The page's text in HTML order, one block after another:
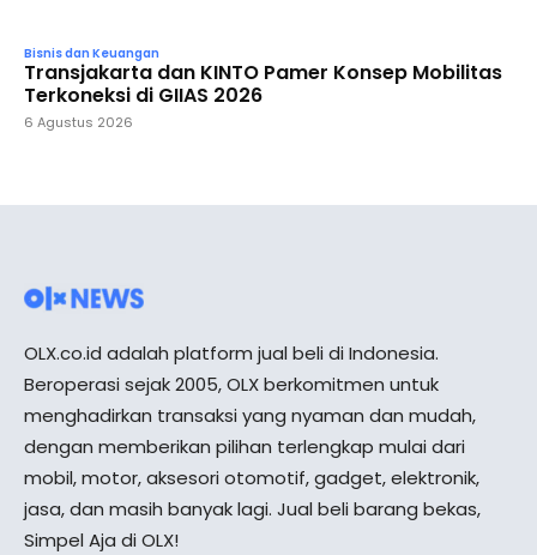
Bisnis dan Keuangan
Transjakarta dan KINTO Pamer Konsep Mobilitas
Terkoneksi di GIIAS 2026
6 Agustus 2026
OLX.co.id adalah platform jual beli di Indonesia.
Beroperasi sejak 2005, OLX berkomitmen untuk
menghadirkan transaksi yang nyaman dan mudah,
dengan memberikan pilihan terlengkap mulai dari
mobil, motor, aksesori otomotif, gadget, elektronik,
jasa, dan masih banyak lagi. Jual beli barang bekas,
Simpel Aja di OLX!